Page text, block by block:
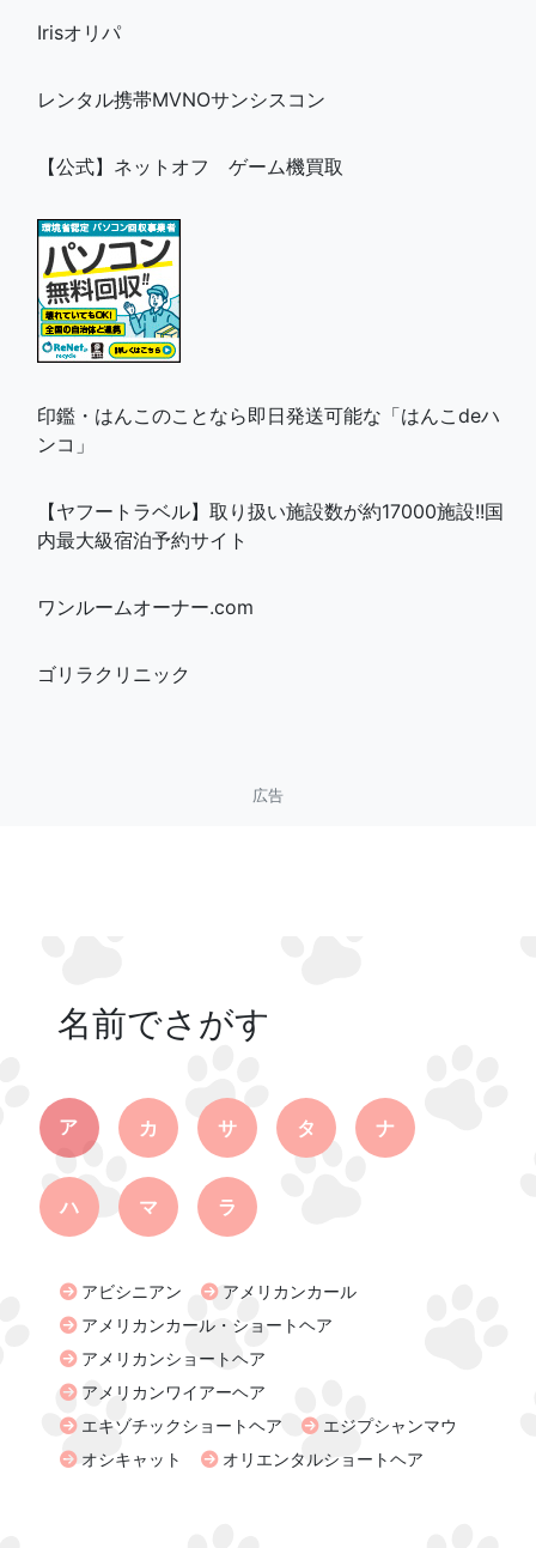
Irisオリパ
レンタル携帯MVNOサンシスコン
【公式】ネットオフ ゲーム機買取
印鑑・はんこのことなら即日発送可能な「はんこdeハ
ンコ」
【ヤフートラベル】取り扱い施設数が約17000施設!!国
内最大級宿泊予約サイト
ワンルームオーナー.com
ゴリラクリニック
広告
名前でさがす
ア カ サ タ ナ
ハ マ ラ
アビシニアン
アメリカンカール
アメリカンカール・ショートヘア
アメリカンショートヘア
アメリカンワイアーヘア
エキゾチックショートヘア
エジプシャンマウ
オシキャット
オリエンタルショートヘア